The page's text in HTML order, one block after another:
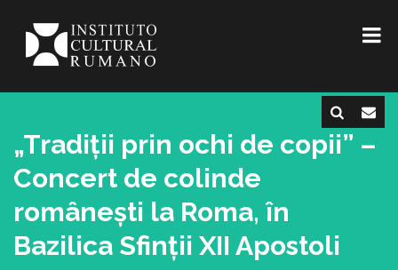
„Tradiții prin ochi de copii” –
Concert de colinde
românești la Roma, în
Bazilica Sfinții XII Apostoli